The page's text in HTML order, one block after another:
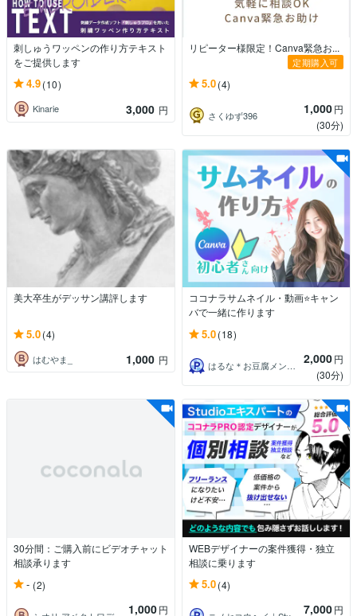
刺しゅうワッペンの作り方テキスト
をご提供します
4.9(10)
Kinarie 3,000 円
リピーター様限定！Canva緊急お...
定期購入可
5.0(4)
さくゆず396 1,000円
(30分)
美大卒生がデッサン講評します
5.0(4)
はむやま_ 1,000 円
ココナラサムネイル・動画⭐キャン
バで一緒に作ります
5.0(18)
はるな＊お豆腐メンタルさんの味方 2,000円
(30分)
30分間：ご購入前にビデオチャット
相談承ります
- (2)
1,000円
WEBデザイナーの案件獲得・独立
相談に乗ります
5.0(4)
7,000円